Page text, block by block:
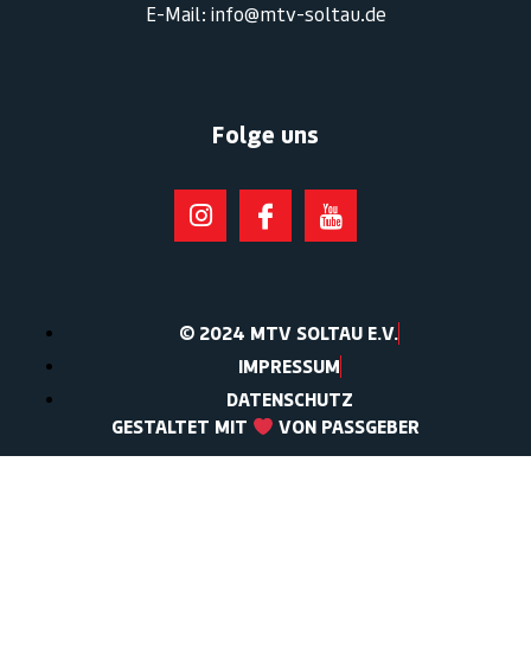
E-Mail: info@mtv-soltau.de
Folge uns
© 2024 MTV SOLTAU E.V.
IMPRESSUM
DATENSCHUTZ
GESTALTET MIT
VON PASSGEBER